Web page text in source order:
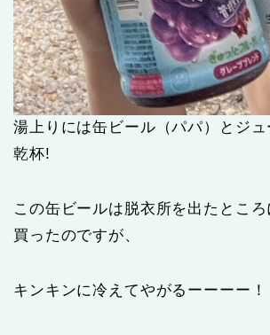
湯上りには缶ビール（パパ）とジ
乾杯!
この缶ビールは脱衣所を出たとこ
買ったのですが、
キンキンに冷えてやがるーーーー！